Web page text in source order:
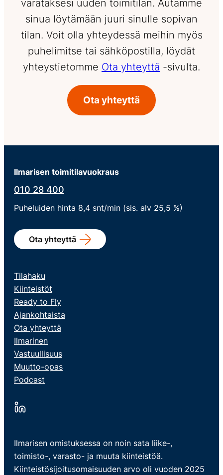
varataksesi uuden toimitilan. Autamme
sinua löytämään juuri sinulle sopivan
tilan. Voit olla yhteydessä meihin myös
puhelimitse tai sähköpostilla, löydät
yhteystietomme Ota yhteyttä -sivulta.
Ota yhteyttä
Ilmarisen toimitilavuokraus
010 28 400
Puheluiden hinta 8,4 snt/min (sis. alv 25,5 %)
Ota yhteyttä
Tilahaku
Kiinteistöt
Ready to Fly
Ajankohtaista
Ota yhteyttä
Ilmarinen
Vastuullisuus
Muutto-opas
Podcast
Ilmarisen omistuksessa on noin sata liike-,
toimisto-, varasto- ja muuta kiinteistöä.
Kiinteistösijoitusomaisuuden arvo oli vuoden 2025